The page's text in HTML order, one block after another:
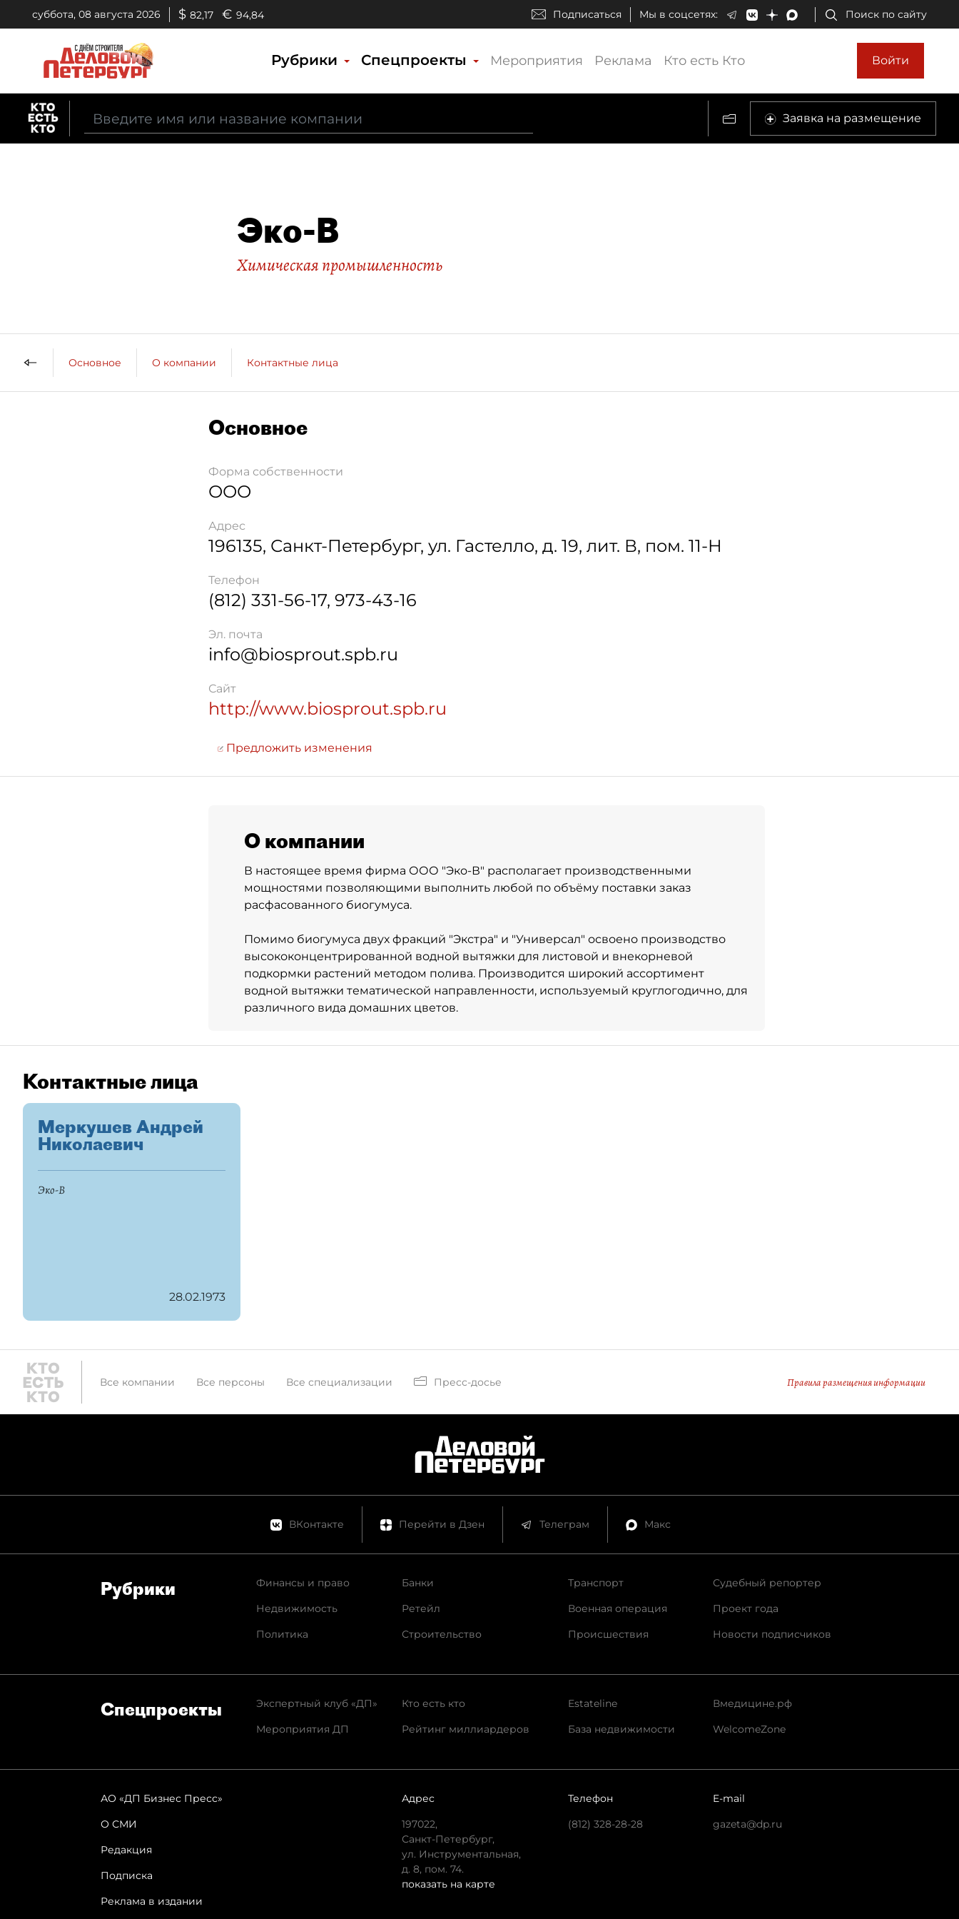
суббота, 08 августа 2026 $ 82,17 € 94,84 Подписаться Мы в соцсетях: Поиск по сайту
Рубрики Спецпроекты Мероприятия Реклама Кто есть Кто Войти
Заявка на размещение
Эко-В
Химическая промышленность
Основное О компании Контактные лица
Основное
Форма собственности
ООО
Адрес
196135, Санкт-Петербург, ул. Гастелло, д. 19, лит. В, пом. 11-Н
Телефон
(812) 331-56-17, 973-43-16
Эл. почта
info@biosprout.spb.ru
Сайт
http://www.biosprout.spb.ru
Предложить изменения
О компании
В настоящее время фирма ООО "Эко-В" располагает производственными
мощностями позволяющими выполнить любой по объёму поставки заказ
расфасованного биогумуса.
Помимо биогумуса двух фракций "Экстра" и "Универсал" освоено производство
высококонцентрированной водной вытяжки для листовой и внекорневой
подкормки растений методом полива. Производится широкий ассортимент
водной вытяжки тематической направленности, используемый круглогодично, для
различного вида домашних цветов.
Контактные лица
Меркушев Андрей
Николаевич
Эко-В
28.02.1973
Все компании Все персоны Все специализации Пресс-досье Правила размещения информации
ВКонтакте Перейти в Дзен Телеграм Макс
Рубрики
Финансы и право
Недвижимость
Политика
Банки
Ретейл
Строительство
Транспорт
Военная операция
Происшествия
Судебный репортер
Проект года
Новости подписчиков
Спец­проекты
Экспертный клуб «ДП»
Мероприятия ДП
Кто есть кто
Рейтинг миллиардеров
Estateline
База недвижимости
Вмедицине.рф
WelcomeZone
АО «ДП Бизнес Пресс»
О СМИ
Редакция
Подписка
Реклама в издании
Адрес
197022,
Санкт-Петербург,
ул. Инструментальная,
д. 8, пом. 74.
показать на карте
Телефон
(812) 328-28-28
E-mail
gazeta@dp.ru